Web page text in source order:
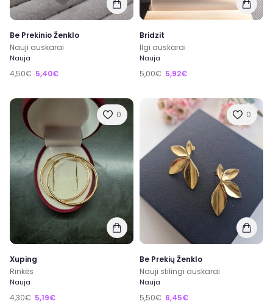
Be Prekinio Ženklo
Nauji auskarai
Nauja
4,50€ 5,40€
Bridzit
Ilgi auskarai
Nauja
5,00€ 5,92€
0
Xuping
Rinkės
Nauja
4,30€ 5,19€
0
Be Prekių Ženklo
Nauji stilingi auskarai
Nauja
5,50€ 6,45€